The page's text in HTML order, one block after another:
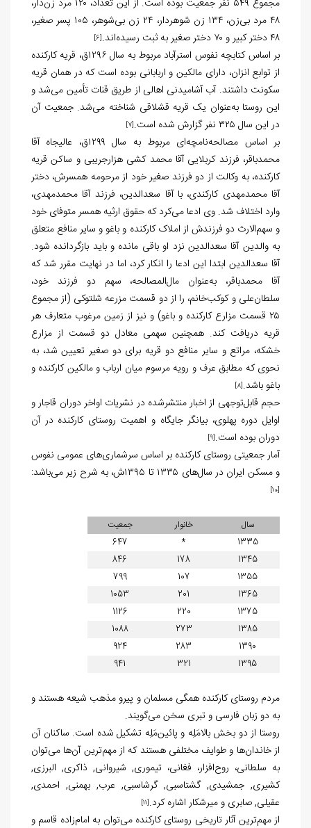
مجموع ۵۴۹ نفر جمعیت بوده است. از این تعداد، ۱۲۰ مرد زن‌دار،
۴۸ مرد بی‌زن، ۱۳۴ زن شوهردار، ۲۴ زن بی‌شوهر، ۱۰۵ پسر صغیر،
۴۸ دختر کبیر و ۷۰ دختر صغیر به ثبت رسیده‌اند.
[6]
بر اساس کتابچه نفوس استرآباد مربوط به سال ۱۲۹۶ق، قریه کارکنده
از توابع انزان، دارای مالکین و اربابانی بوده است که در همان قریه
سکونت داشتند. آب آشامیدنی اهالی از طریق قنات تأمین می‌شد و
این روستا به‌عنوان یک قریه قشلاقی شناخته می‌شد. جمعیت آن
در این سال ۳۲۵ نفر گزارش شده است.
[7]
بر اساس مصالحه‌نامچه‌ای مربوط به سال ۱۲۹۹ق، عالیجاه آقا
محمدباقر، فرزند کربلایی آقا محمد کشی هزارجریبی و ساکن قریه
کارکنده، به وکالت از دو فرزند صغیر خود از مرحومه همسرش، دختر
آقا محمدمهدی کارکندی، با آقا سعدالدین، فرزند آقا محمدمهدی،
وارد اختلاف شد. وی ادعا می‌کرد که حقوق ارثیه همسر متوفای خود
و سهم‌الارث دو فرزندش از املاک کارکنده و باغو و سایر منافع متعلق
به والدین آقا سعدالدین نزد او باقی مانده و باید بازگردانده شود.
آقا سعدالدین ابتدا این ادعا را انکار کرد، اما در نهایت مقرر شد که
آقا محمدباقر، به‌عنوان مال‌المصالحه، سهم دو فرزند خود،
سلطان‌علی و کوکب‌خانم، را از دو قسمت مزرعه شلتوکی (از مجموع
۲۵ قسمت مزارع کارکنده و باغو) و نیز از زمین مرغوب متعارف هر
قریه دریافت کند. همچنین سهمی معادل دو قسمت از مزارع
خشکه، مراتع و سایر منافع دو قریه برای دو صغیر تعیین شد، به
نحوی که مطابق عرف و رویه مرسوم میان ارباب و مالکین کارکنده و
باغو باشد.[8]
حجم قابل‌توجهی از اخبار منتشرشده در نشریات اواخر دوران قاجار و
اوایل دوره پهلوی، بیانگر جایگاه و اهمیت روستای کارکنده در آن
دوران بوده است.[9]
آمار جمعیتی روستای کارکنده بر اساس سرشماری‌های عمومی نفوس
و مسکن ایران در سال‌های ۱۳۳۵ تا ۱۳۹۵ش، به شرح زیر می‌باشد:
[10]
سال خانوار
جمعیت
1335
*
647
1345
178
846
1355
107
799
1365
201
1053
1375
220
1126
1385
273
1088
1390
283
924
1395
321
941
مردم روستای کارکنده همگی مسلمان و پیرو مذهب شیعه هستند و
به دو زبان فارسی و تبری سخن می‌گویند.
روستا از دو بخش بالامَلِه و پائین‌مَلِه تشکیل شده است. ساکنان آن
از خاندان‌ها و طوایف مختلفی هستند که از مهم‌ترین آن‌ها می‌توان
به سلطانی، روح‌افزار، فغانی، تیموری, شیروانی, ذاکری, البرزی,
کشیری, جمشیدی, گشتاسبی, گرشاسبی, عرب, بهمنی, احمدی,
عقیلی, صابری و میرشکار اشاره کرد.[11]
از مهم‌ترین آثار تاریخی روستای کارکنده می‌توان به امام‌زاده قاسم و